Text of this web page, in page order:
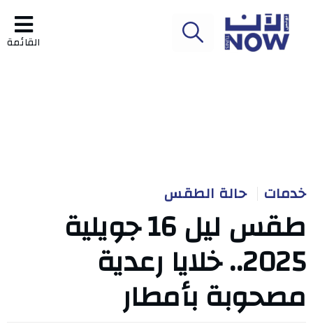
القائمة
خدمات حالة الطقس
طقس ليل 16 جويلية
2025.. خلايا رعدية
مصحوبة بأمطار